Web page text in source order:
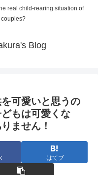
real child-rearing situation of
Blog
を可愛いと思うの
もは可愛くな
ません！
はてブ